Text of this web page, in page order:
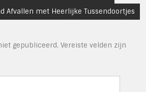
Afvallen met Heerlijke Tussendoortjes
gepubliceerd. Vereiste velden zijn